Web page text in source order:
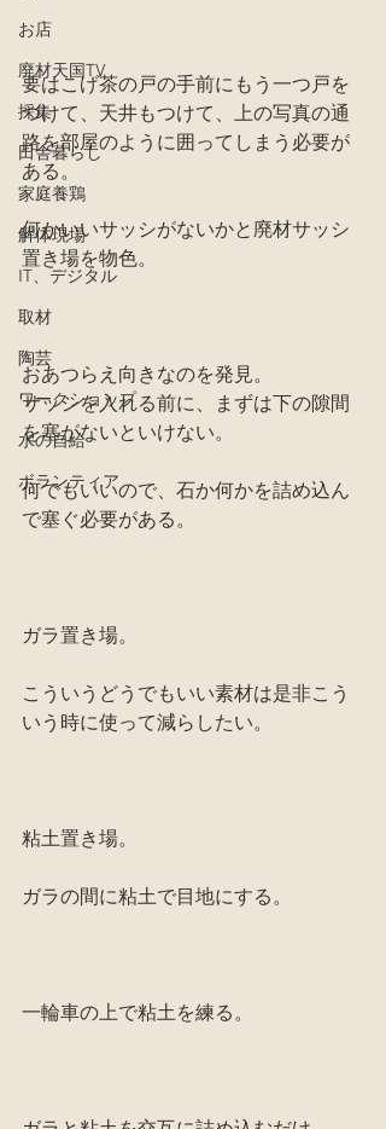
お店
廃材天国TV
採集
田舎暮らし
家庭養鶏
解体現場
IT、デジタル
取材
陶芸
ワークショップ
水の自給
ボランティア
要はこげ茶の戸の手前にもう一つ戸を
つけて、天井もつけて、上の写真の通
路を部屋のように囲ってしまう必要が
ある。
何かいいサッシがないかと廃材サッシ
置き場を物色。
おあつらえ向きなのを発見。
サッシを入れる前に、まずは下の隙間
を塞がないといけない。
何でもいいので、石か何かを詰め込ん
で塞ぐ必要がある。
ガラ置き場。
こういうどうでもいい素材は是非こう
いう時に使って減らしたい。
粘土置き場。
ガラの間に粘土で目地にする。
一輪車の上で粘土を練る。